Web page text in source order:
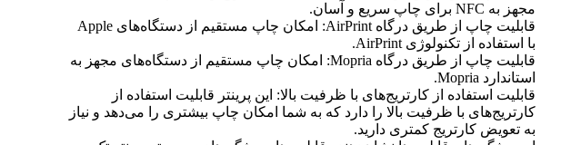
مجهز به NFC برای چاپ سریع و آسان.
قابلیت چاپ از طریق درگاه AirPrint: امکان چاپ مستقیم از دستگاه‌های Apple
با استفاده از تکنولوژی AirPrint.
قابلیت چاپ از طریق درگاه Mopria: امکان چاپ مستقیم از دستگاه‌های مجهز به
استاندارد Mopria.
قابلیت استفاده از کارتریج‌های با ظرفیت بالا: این پرینتر قابلیت استفاده از
کارتریج‌های با ظرفیت بالا را دارد که به شما امکان چاپ بیشتری را می‌دهد و نیاز
به تعویض کارتریج کمتری دارید.